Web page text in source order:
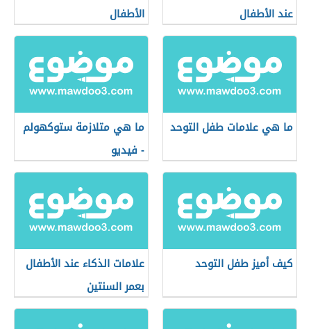
عند الأطفال
الأطفال
ما هي علامات طفل التوحد
ما هي متلازمة ستوكهولم
- فيديو
كيف أميز طفل التوحد
علامات الذكاء عند الأطفال
بعمر السنتين